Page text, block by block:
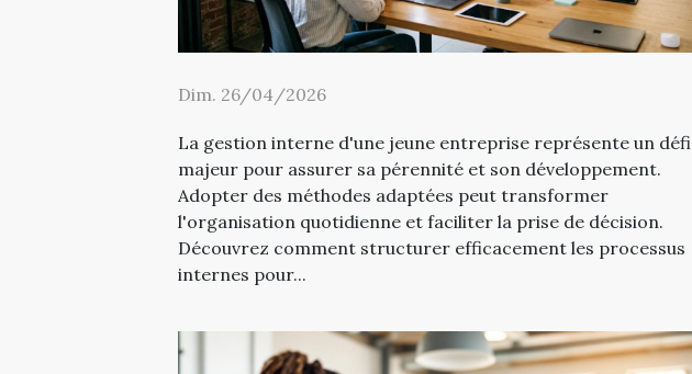
Dim. 26/04/2026
La gestion interne d'une jeune entreprise représente un défi
majeur pour assurer sa pérennité et son développement.
Adopter des méthodes adaptées peut transformer
l'organisation quotidienne et faciliter la prise de décision.
Découvrez comment structurer efficacement les processus
internes pour...